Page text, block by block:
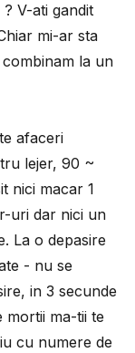
V-ati gandit
mi-ar sta
la un
afaceri
lejer, 90 ~
nici macar 1
uri dar nici un
La o depasire
- nu se
in 3 secunde
mortii ma-tii te
cu numere de